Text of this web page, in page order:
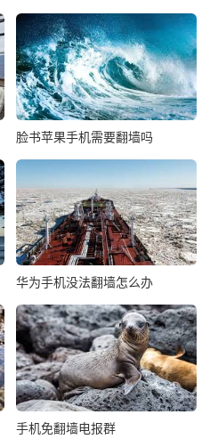
脸书苹果手机需要翻墙吗
华为手机没法翻墙怎么办
手机免翻墙电报群